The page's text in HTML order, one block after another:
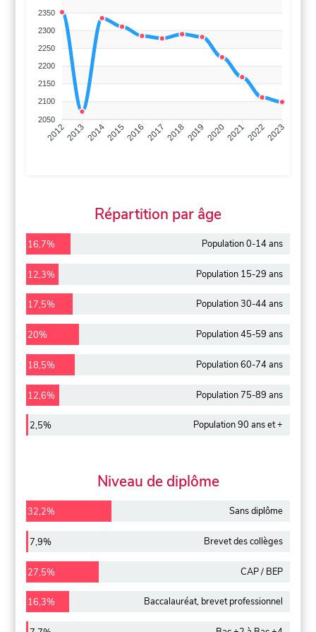
2350
2300
2250
2200
2150
2100
2050
201220132014201520162017 20182019 2020202120222023
Répartition par âge
16,7% Population 0-14 ans
12,3% Population 15-29 ans
17,5% Population 30-44 ans
20% Population 45-59 ans
18,5% Population 60-74 ans
12,6% Population 75-89 ans
2,5% Population 90 ans et +
Niveau de diplôme
32,2% Sans diplôme
7,9% Brevet des collèges
27,5% CAP / BEP
16,3% Baccalauréat, brevet professionnel